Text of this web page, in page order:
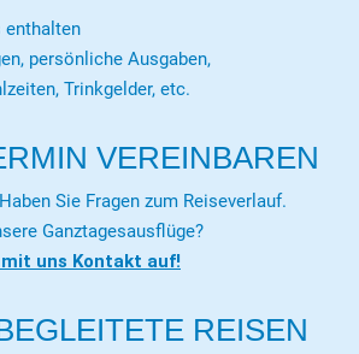
enthalten
persönliche Ausgaben,
Trinkgelder, etc.
VEREINBAREN
Sie Fragen zum Reiseverlauf.
Ganztagesausflüge?
uns Kontakt auf!
REISEN